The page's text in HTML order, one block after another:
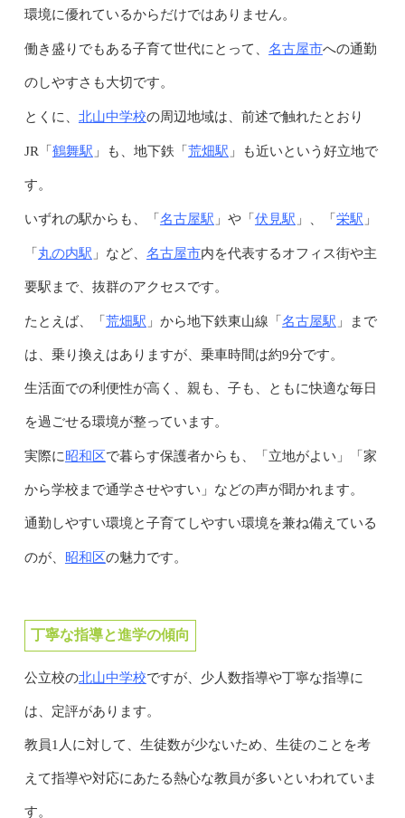
環境に優れているからだけではありません。
働き盛りでもある子育て世代にとって、 名古屋市への通勤
のしやすさも大切です。
とくに、 北山中学校の周辺地域は、前述で触れたとおり
JR「 鶴舞駅 」も、地下鉄「 荒畑駅 」も近いという好立地で
す。
いずれの駅からも、「 名古屋駅 」や「 伏見駅 」、「 栄駅 」
「 丸の内駅 」など、 名古屋市内を代表するオフィス街や主
要駅まで、抜群のアクセスです。
たとえば、「 荒畑駅 」から地下鉄東山線「 名古屋駅 」まで
は、乗り換えはありますが、乗車時間は約9分です。
生活面での利便性が高く、親も、子も、ともに快適な毎日
を過ごせる環境が整っています。
実際に昭和区で暮らす保護者からも、「立地がよい」「家
から学校まで通学させやすい」などの声が聞かれます。
通勤しやすい環境と子育てしやすい環境を兼ね備えている
のが、 昭和区の魅力です。
丁寧な指導と進学の傾向
公立校の北山中学校ですが、少人数指導や丁寧な指導に
は、定評があります。
教員1人に対して、生徒数が少ないため、生徒のことを考
えて指導や対応にあたる熱心な教員が多いといわれていま
す。